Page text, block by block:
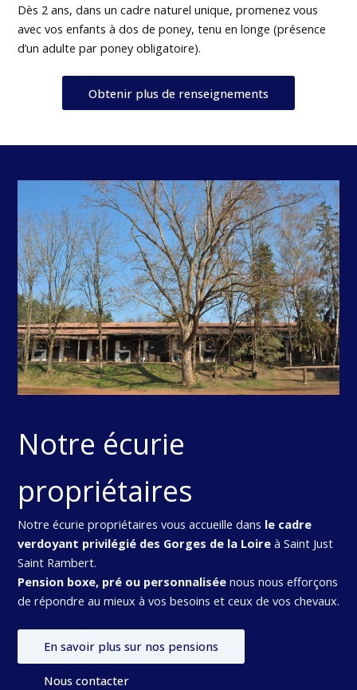
Dès 2 ans, dans un cadre naturel unique, promenez vous
avec vos enfants à dos de poney, tenu en longe (présence
d’un adulte par poney obligatoire).
Obtenir plus de renseignements
Notre écurie
propriétaires
Notre écurie propriétaires vous accueille dans le cadre
verdoyant privilégié des Gorges de la Loireà Saint Just
Saint Rambert.
Pension boxe, pré ou personnaliséenous nous efforçons
de répondre au mieux à vos besoins et ceux de vos chevaux.
En savoir plus sur nos pensions
Nous contacter